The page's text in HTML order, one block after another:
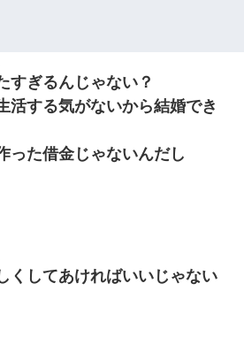
すぎるんじゃない？
活する気がないから結婚でき
った借金じゃないんだし
くしてあければいいじゃない